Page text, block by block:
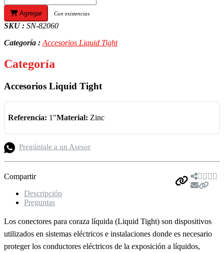
Agregar Con existencias
SKU : SN-82060
Categoría :Accesorios Liquid Tight
Categoría
Accesorios Liquid Tight
Referencia: 1"Material: Zinc
Pregúntale a un Asesor
Compartir
Descripción
Preguntas
Los conectores para coraza líquida (Liquid Tight) son dispositivos
utilizados en sistemas eléctricos e instalaciones donde es necesario
proteger los conductores eléctricos de la exposición a líquidos,